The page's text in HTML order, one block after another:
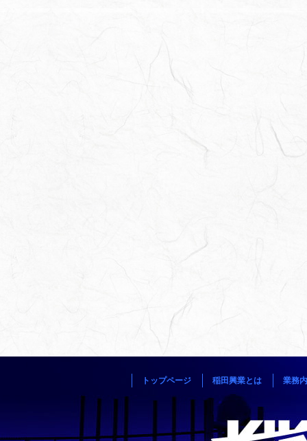
トップページ 稲田興業とは 業務